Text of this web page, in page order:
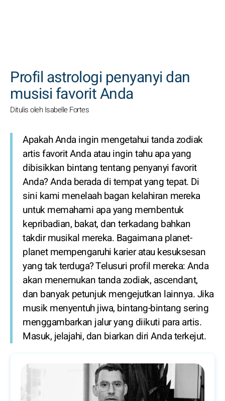
Profil astrologi penyanyi dan
musisi favorit Anda
Ditulis oleh Isabelle Fortes
Apakah Anda ingin mengetahui tanda zodiak
artis favorit Anda atau ingin tahu apa yang
dibisikkan bintang tentang penyanyi favorit
Anda? Anda berada di tempat yang tepat. Di
sini kami menelaah bagan kelahiran mereka
untuk memahami apa yang membentuk
kepribadian, bakat, dan terkadang bahkan
takdir musikal mereka. Bagaimana planet-
planet mempengaruhi karier atau kesuksesan
yang tak terduga? Telusuri profil mereka: Anda
akan menemukan tanda zodiak, ascendant,
dan banyak petunjuk mengejutkan lainnya. Jika
musik menyentuh jiwa, bintang-bintang sering
menggambarkan jalur yang diikuti para artis.
Masuk, jelajahi, dan biarkan diri Anda terkejut.